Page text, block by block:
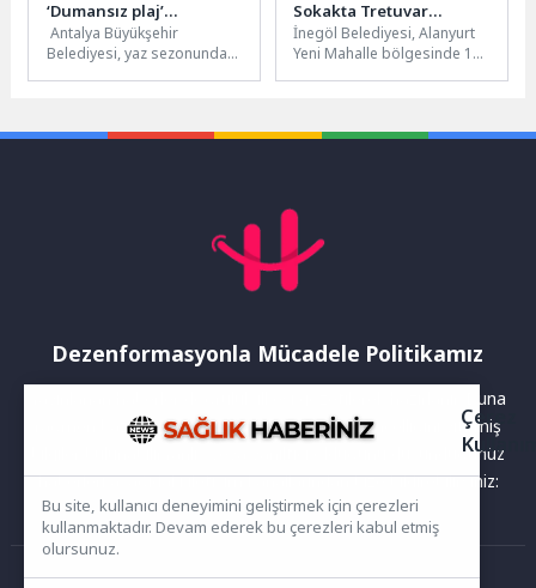
‘Dumansız plaj’
uygulaması denetimi
Antalya Büyükşehir
Belediyesi, yaz sezonunda
Sokakta Tretuvar
Çalışması Sürüyor
İnegöl Belediyesi, Alanyurt
Yeni Mahalle bölgesinde 11
Belediye...
Dezenformasyonla Mücadele Politikamız
Yayınlanan haberler doğruluk ilkesi gözetilerek hazırlanır. Buna
rağmen bazı içeriklerde eksik, hatalı veya güncelliğini yitirmiş
bilgiler bulunabilir.Yanlış veya yanıltıcı olduğunu düşündüğünüz
haberleri aşağıdaki iletişim kanallarından bize bildirebilirsiniz:
Çerez
Bu site, kullanıcı deneyimini geliştirmek için çerezleri
kullanmaktadır. Devam ederek bu çerezleri kabul etmiş
olursunuz.